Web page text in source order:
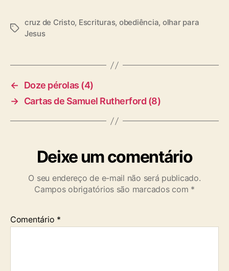
T
cruz de Cristo, Escrituras, obediência, olhar para
Jesus
←
Doze pérolas (4)
→ Cartas de Samuel Rutherford (8)
Deixe um comentário
O seu endereço de e-mail não será publicado.
Campos obrigatórios são marcados com *
Comentário *